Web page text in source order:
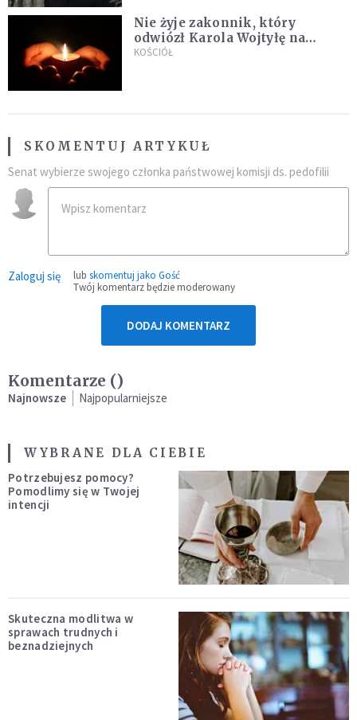
Nie żyje zakonnik, który
odwiózł Karola Wojtyłę na
konklawe. Jan Paweł II nazywał
KOŚCIÓŁ
SKOMENTUJ ARTYKUŁ
Senat wybierze swojego członka państwowej komisji ds. pedofilii
Zaloguj się lub skomentuj jako Gość
Twój komentarz będzie moderowany
DODAJ KOMENTARZ
Komentarze ()
Najnowsze Najpopularniejsze
WYBRANE DLA CIEBIE
Potrzebujesz pomocy?
Pomodlimy się w Twojej
intencji
Skuteczna modlitwa w
sprawach trudnych i
beznadziejnych